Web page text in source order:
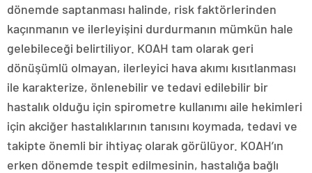
dönemde saptanması halinde, risk faktörlerinden
kaçınmanın ve ilerleyişini durdurmanın mümkün hale
gelebileceği belirtiliyor. KOAH tam olarak geri
dönüşümlü olmayan, ilerleyici hava akımı kısıtlanması
ile karakterize, önlenebilir ve tedavi edilebilir bir
hastalık olduğu için spirometre kullanımı aile hekimleri
için akciğer hastalıklarının tanısını koymada, tedavi ve
takipte önemli bir ihtiyaç olarak görülüyor. KOAH’ın
erken dönemde tespit edilmesinin, hastalığa bağlı